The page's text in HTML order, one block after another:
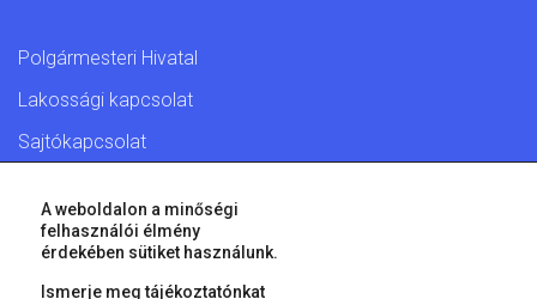
Polgármesteri Hivatal
Lakossági kapcsolat
Sajtókapcsolat
© 2026 Győr Megyei Jogú Város • Minden jog fenntartva!
A weboldalon a minőségi
felhasználói élmény
érdekében sütiket használunk.
Ismerje meg tájékoztatónkat